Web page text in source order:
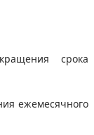
срока
ежемесячного